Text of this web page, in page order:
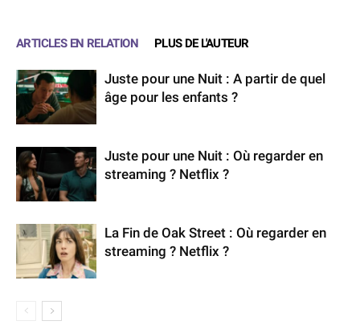
ARTICLES EN RELATION PLUS DE L'AUTEUR
Juste pour une Nuit : A partir de quel
âge pour les enfants ?
Juste pour une Nuit : Où regarder en
streaming ? Netflix ?
La Fin de Oak Street : Où regarder en
streaming ? Netflix ?